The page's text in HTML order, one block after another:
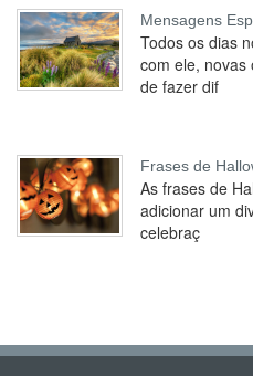
Mensagens
Todos os dias
com ele, novas
de fazer dif
Frases de
As frases de
adicionar um
celebraç